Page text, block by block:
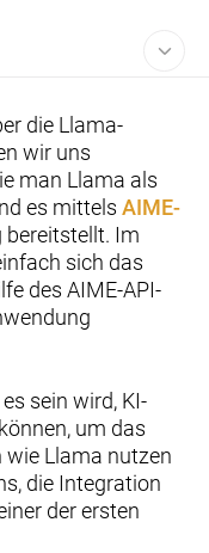
die Llama-
wir uns
man Llama als
es mittels AIME-
bereitstellt. Im
sich das
des AIME-API-
sein wird, KI-
um das
wie Llama nutzen
die Integration
der ersten